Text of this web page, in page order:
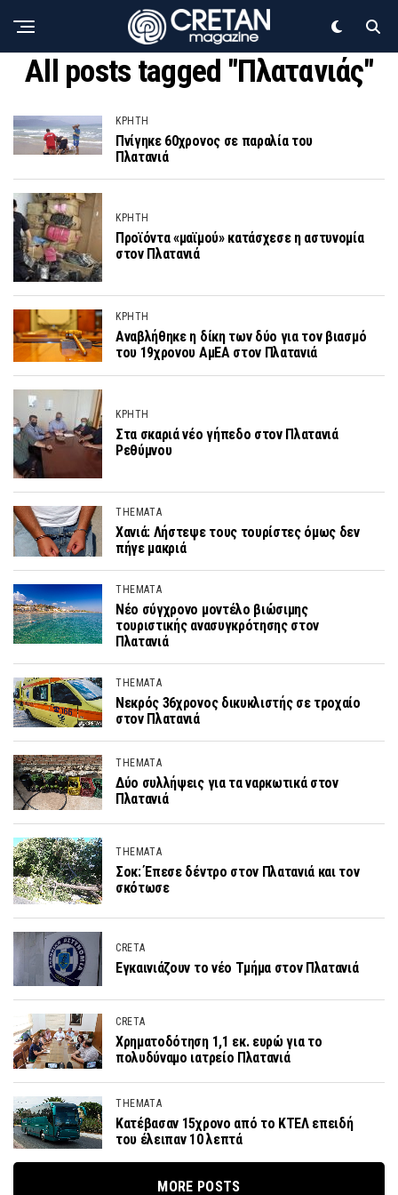
All posts tagged "Πλατανιάς"
ΚΡΗΤΗ
Πνίγηκε 60χρονος σε παραλία του
Πλατανιά
ΚΡΗΤΗ
Προϊόντα «μαϊμού» κατάσχεσε η αστυνομία
στον Πλατανιά
ΚΡΗΤΗ
Aναβλήθηκε η δίκη των δύο για τον βιασμό
του 19χρονου ΑμΕΑ στον Πλατανιά
ΚΡΗΤΗ
Στα σκαριά νέο γήπεδο στον Πλατανιά
Ρεθύμνου
THEMATA
Χανιά: Λήστεψε τους τουρίστες όμως δεν
πήγε μακριά
THEMATA
Νέο σύγχρονο μοντέλο βιώσιμης
τουριστικής ανασυγκρότησης στον
Πλατανιά
THEMATA
Νεκρός 36χρονος δικυκλιστής σε τροχαίο
στον Πλατανιά
THEMATA
Δύο συλλήψεις για τα ναρκωτικά στον
Πλατανιά
THEMATA
Σοκ: Έπεσε δέντρο στον Πλατανιά και τον
σκότωσε
CRETA
Εγκαινιάζουν το νέο Τμήμα στον Πλατανιά
CRETA
Χρηματοδότηση 1,1 εκ. ευρώ για το
πολυδύναμο ιατρείο Πλατανιά
THEMATA
Κατέβασαν 15χρονο από το ΚΤΕΛ επειδή
του έλειπαν 10 λεπτά
MORE POSTS